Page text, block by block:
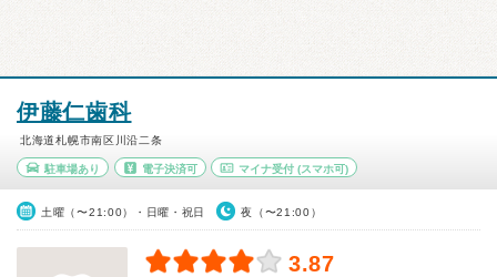
伊藤仁歯科
北海道札幌市南区川沿二条
駐車場あり 電子決済可 マイナ受付 (スマホ可)
土曜（〜21:00）・日曜・祝日 夜（〜21:00）
3.87